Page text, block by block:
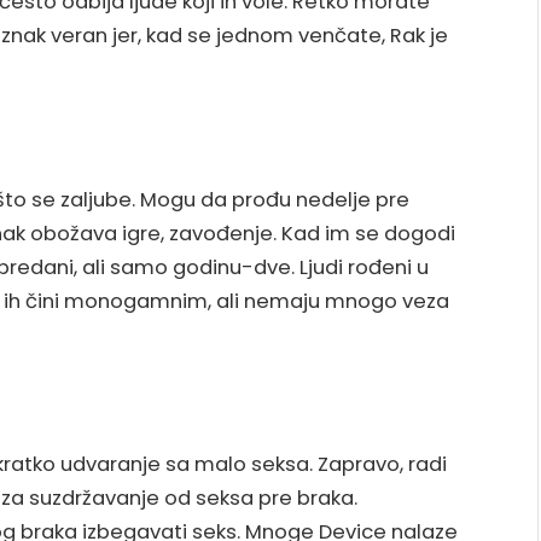
veran jer, kad se jednom venčate, Rak je
se zaljube. Mogu da prođu nedelje pre
obožava igre, zavođenje. Kad im se dogodi
ali samo godinu-dve. Ljudi rođeni u
čini monogamnim, ali nemaju mnogo veza
udvaranje sa malo seksa. Zapravo, radi
suzdržavanje od seksa pre braka.
braka izbegavati seks. Mnoge Device nalaze